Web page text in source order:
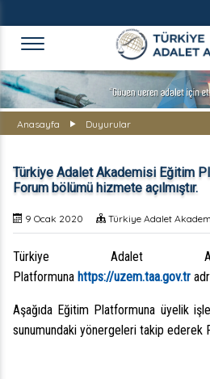
TÜRKİYE
Anasayfa Duyurular
Türkiye Adalet Akademisi Eğitim
Forum bölümü hizmete açılmıştır.
9 Ocak 2020 Türkiye Adalet
Türkiye Adalet
Platformuna https://uzem.taa.gov.tr
Aşağıda Eğitim Platformuna üyelik
sunumundaki yönergeleri takip ederek